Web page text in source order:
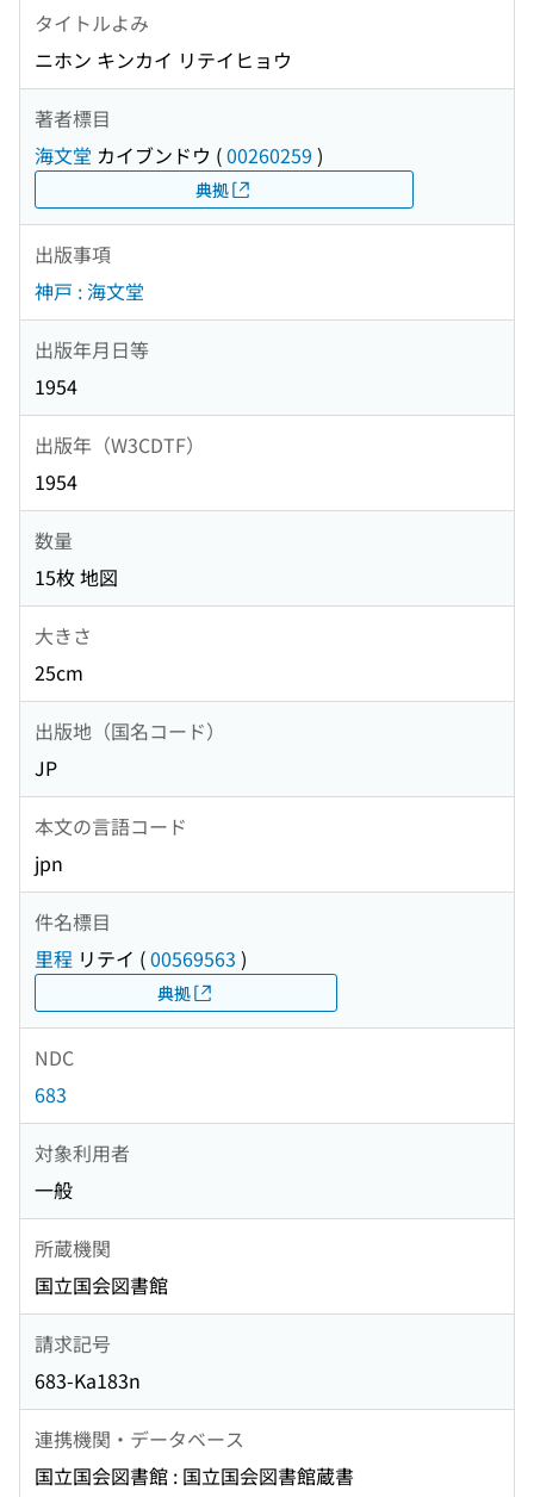
タイトルよみ
ニホン キンカイ リテイヒョウ
著者標目
海文堂 カイブンドウ (00260259 )
典拠
出版事項
神戸 : 海文堂
出版年月日等
1954
出版年（W3CDTF）
1954
数量
15枚 地図
大きさ
25cm
出版地（国名コード）
JP
本文の言語コード
jpn
件名標目
里程 リテイ (00569563 )
典拠
NDC
683
対象利用者
一般
所蔵機関
国立国会図書館
請求記号
683-Ka183n
連携機関・データベース
国立国会図書館 : 国立国会図書館蔵書